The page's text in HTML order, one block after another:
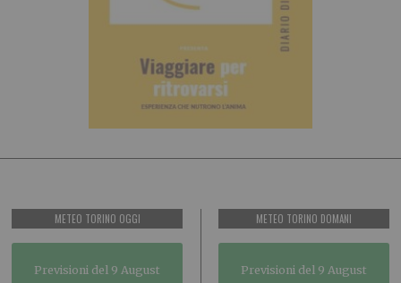
METEO TORINO OGGI
Previsioni del 9 August
METEO TORINO DOMANI
Previsioni del 9 August